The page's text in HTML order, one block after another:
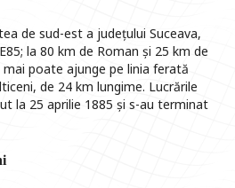
de sud-est a județului Suceava,
la 80 km de Roman și 25 km de
mai poate ajunge pe linia ferată
de 24 km lungime. Lucrările
la 25 aprilie 1885 și s-au terminat